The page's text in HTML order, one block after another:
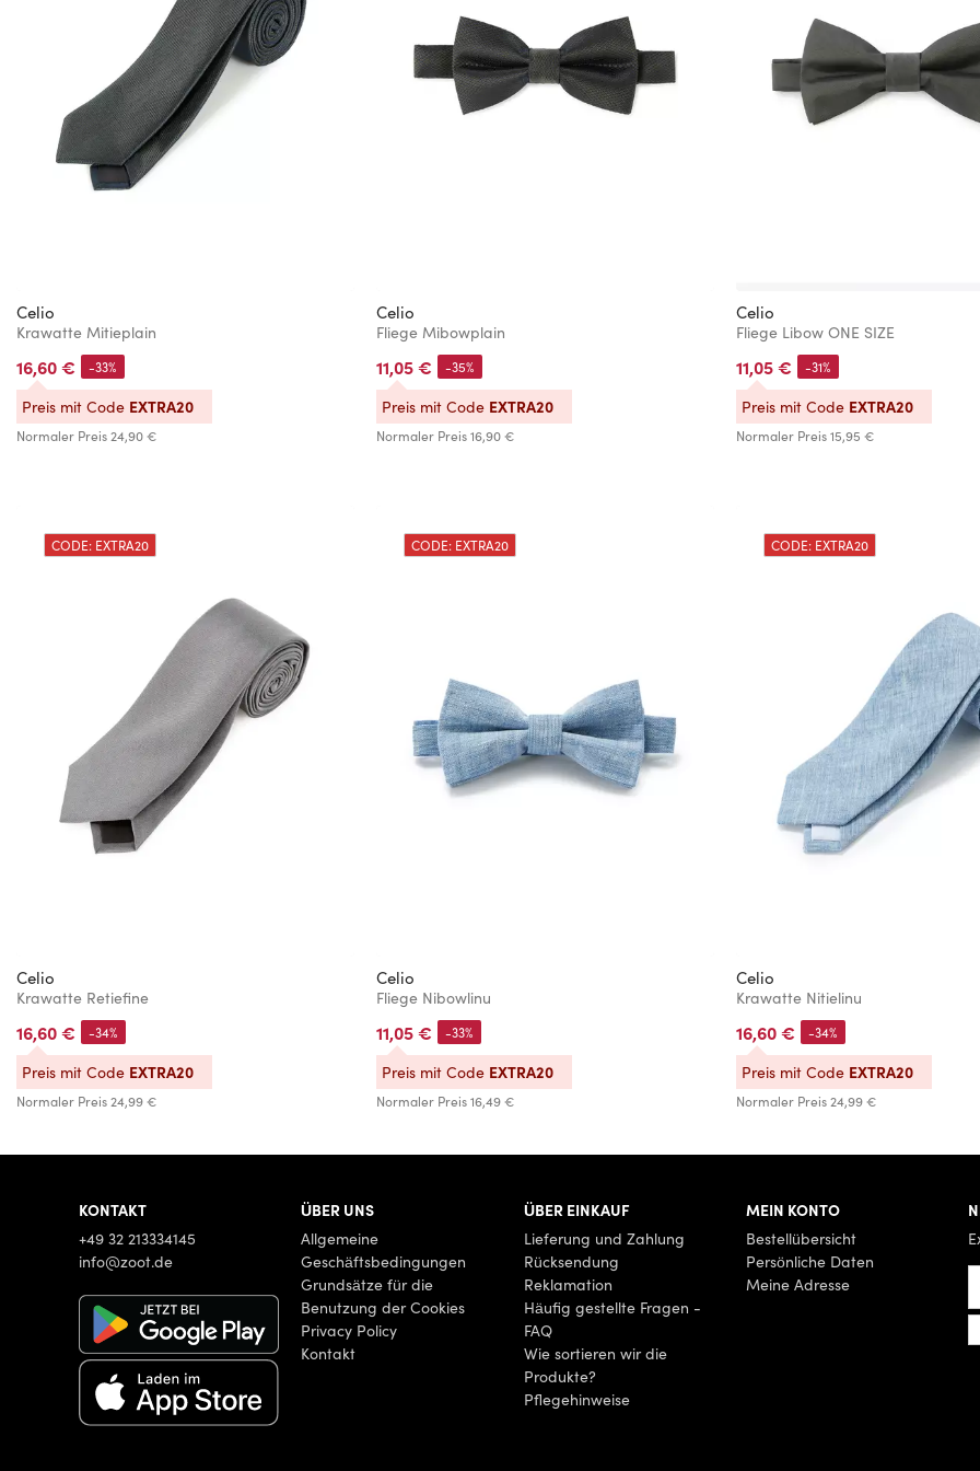
Celio
Krawatte Mitieplain
16,60 €
Normaler Preis24,90 €
-33%
Preis mit Code EXTRA20
Celio
Fliege Mibowplain
11,05 €
Normaler Preis16,90 €
-35%
Preis mit Code EXTRA20
Celio
Fliege Libow ONE SIZE
11,05 €
Normaler Preis15,95 €
-31%
Preis mit Code EXTRA20
CODE: EXTRA20
Celio
Krawatte Retiefine
16,60 €
Normaler Preis24,99 €
-34%
Preis mit Code EXTRA20
CODE: EXTRA20
Celio
Fliege Nibowlinu
11,05 €
Normaler Preis16,49 €
-33%
Preis mit Code EXTRA20
CODE: EXTRA20
Celio
Krawatte Nitielinu
16,60 €
Normaler Preis24,99 €
-34%
Preis mit Code EXTRA20
KONTAKT
+49 32 213334145
info@zoot.de
ÜBER UNS
Allgemeine
Geschäftsbedingungen
Grundsätze für die
Benutzung der Cookies
Privacy Policy
Kontakt
ÜBER EINKAUF
Lieferung und Zahlung
Rücksendung
Reklamation
Häufig gestellte Fragen -
FAQ
Wie sortieren wir die
Produkte?
Pflegehinweise
MEIN KONTO
Bestellübersicht
Persönliche Daten
Meine Adresse